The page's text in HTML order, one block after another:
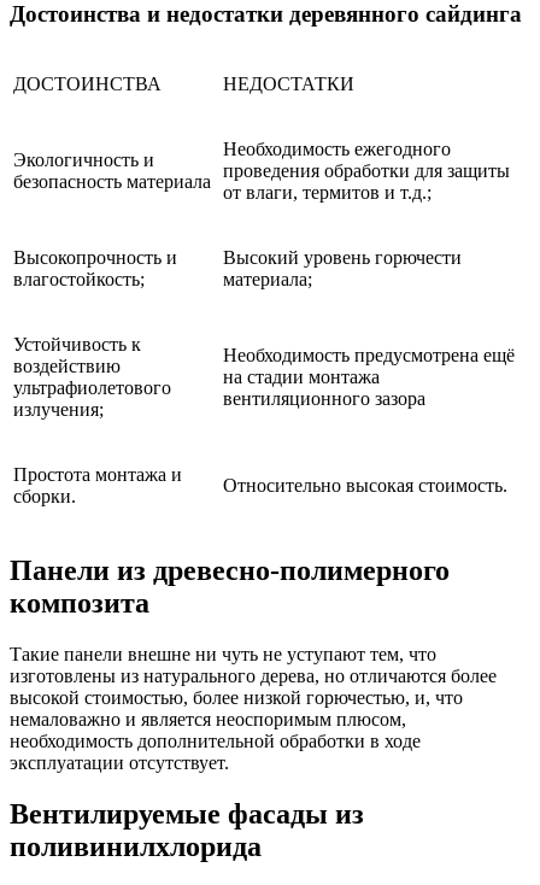
Достоинства и недостатки деревянного сайдинга
ДОСТОИНСТВА НЕДОСТАТКИ
Экологичность и
безопасность материала
Необходимость ежегодного
проведения обработки для защиты
от влаги, термитов и т.д.;
Высокопрочность и
влагостойкость;
Высокий уровень горючести
материала;
Устойчивость к
воздействию
ультрафиолетового
излучения;
Необходимость предусмотрена ещё
на стадии монтажа
вентиляционного зазора
Простота монтажа и
сборки.
Относительно высокая стоимость.
Панели из древесно-полимерного
композита
Такие панели внешне ни чуть не уступают тем, что
изготовлены из натурального дерева, но отличаются более
высокой стоимостью, более низкой горючестью, и, что
немаловажно и является неоспоримым плюсом,
необходимость дополнительной обработки в ходе
эксплуатации отсутствует.
Вентилируемые фасады из
поливинилхлорида